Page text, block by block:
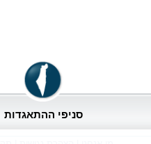
בנוגע למצב בו שרויה ישראל
בישראל. להלן קישור למכתב...
סניפי ההתאגדות